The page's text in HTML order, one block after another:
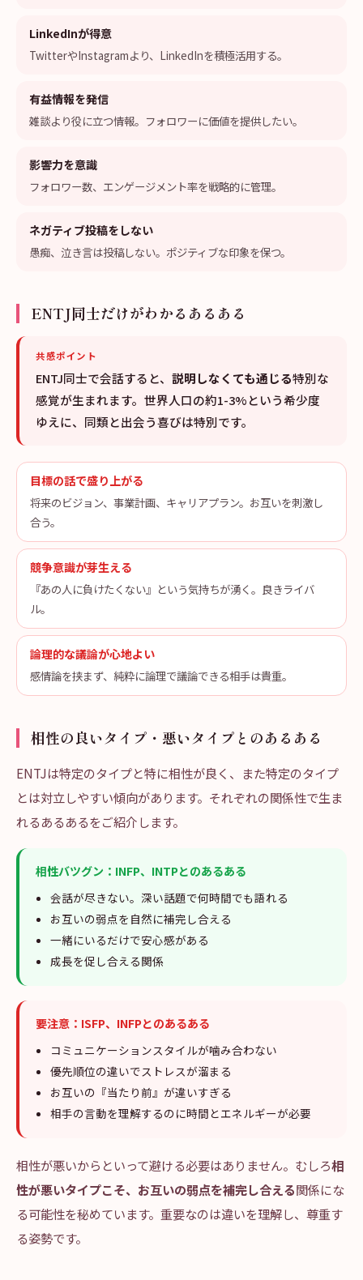
LinkedInが得意
TwitterやInstagramより、LinkedInを積極活用する。
有益情報を発信
雑談より役に立つ情報。フォロワーに価値を提供したい。
影響力を意識
フォロワー数、エンゲージメント率を戦略的に管理。
ネガティブ投稿をしない
愚痴、泣き言は投稿しない。ポジティブな印象を保つ。
ENTJ同士だけがわかるあるある
共感ポイント
ENTJ同士で会話すると、 説明しなくても通じる特別な
感覚が生まれます。世界人口の約1-3%という希少度
ゆえに、同類と出会う喜びは特別です。
目標の話で盛り上がる
将来のビジョン、事業計画、キャリアプラン。お互いを刺激し
合う。
競争意識が芽生える
『あの人に負けたくない』という気持ちが湧く。良きライバ
ル。
論理的な議論が心地よい
感情論を挟まず、純粋に論理で議論できる相手は貴重。
相性の良いタイプ・悪いタイプとのあるある
ENTJは特定のタイプと特に相性が良く、また特定のタイプ
とは対立しやすい傾向があります。それぞれの関係性で生ま
れるあるあるをご紹介します。
相性バツグン：INFP、INTPとのあるある
会話が尽きない。深い話題で何時間でも語れる
お互いの弱点を自然に補完し合える
一緒にいるだけで安心感がある
成長を促し合える関係
要注意：ISFP、INFPとのあるある
コミュニケーションスタイルが噛み合わない
優先順位の違いでストレスが溜まる
お互いの『当たり前』が違いすぎる
相手の言動を理解するのに時間とエネルギーが必要
相性が悪いからといって避ける必要はありません。むしろ相
性が悪いタイプこそ、お互いの弱点を補完し合える関係にな
る可能性を秘めています。重要なのは違いを理解し、尊重す
る姿勢です。